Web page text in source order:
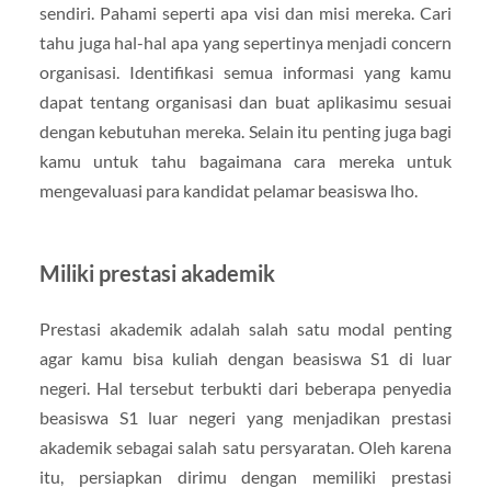
sendiri. Pahami seperti apa visi dan misi mereka. Cari
tahu juga hal-hal apa yang sepertinya menjadi concern
organisasi. Identifikasi semua informasi yang kamu
dapat tentang organisasi dan buat aplikasimu sesuai
dengan kebutuhan mereka. Selain itu penting juga bagi
kamu untuk tahu bagaimana cara mereka untuk
mengevaluasi para kandidat pelamar beasiswa lho.
Miliki prestasi akademik
Prestasi akademik adalah salah satu modal penting
agar kamu bisa kuliah dengan beasiswa S1 di luar
negeri. Hal tersebut terbukti dari beberapa penyedia
beasiswa S1 luar negeri yang menjadikan prestasi
akademik sebagai salah satu persyaratan. Oleh karena
itu, persiapkan dirimu dengan memiliki prestasi